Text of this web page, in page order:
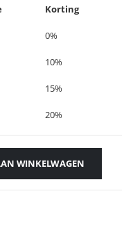
Korting
0%
10%
15%
20%
WINKELWAGEN